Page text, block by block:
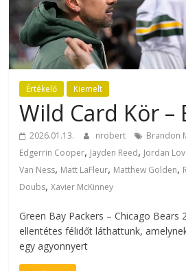
Értékelő Kiemelt
Wild Card Kör –
2026.01.13. nrobert Brandon
Edgerrin Cooper, Jayden Reed, Jordan
Van Ness, Matt LaFleur, Matthew Golden,
Doubs,Xavier McKinney
Green Bay Packers – Chicago Bears
ellentétes félidőt láthattunk,
egy agyonnyert